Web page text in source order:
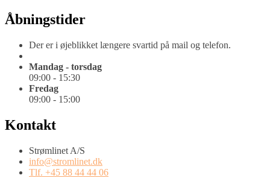
Åbningstider
Der er i øjeblikket længere svartid på mail og telefon.
Mandag - torsdag
09:00 - 15:30
Fredag
09:00 - 15:00
Kontakt
Strømlinet A/S
info@stromlinet.dk
Tlf. +45 88 44 44 06